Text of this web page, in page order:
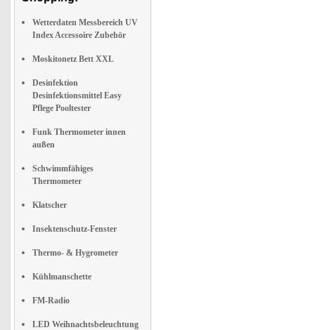
Wetterdaten Messbereich UV
Index Accessoire Zubehör
Moskitonetz Bett XXL
Desinfektion
Desinfektionsmittel Easy
Pflege Pooltester
Funk Thermometer innen
außen
Schwimmfähiges
Thermometer
Klatscher
Insektenschutz-Fenster
Thermo- & Hygrometer
Kühlmanschette
FM-Radio
LED Weihnachtsbeleuchtung